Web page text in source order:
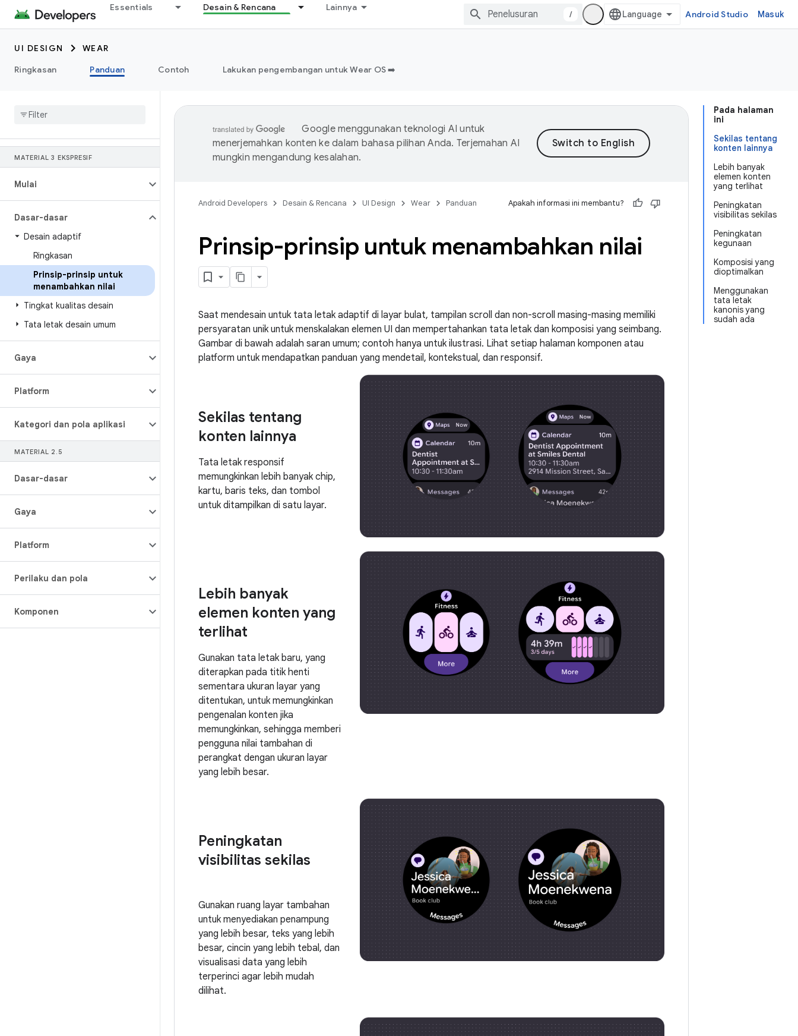
Essentials Desain & Rencana Lainnya
/ Android Studio Masuk
UI DESIGN
WEAR
Ringkasan
Panduan Contoh Lakukan pengembangan untuk Wear OS ➡️
MATERIAL 3 EKSPRESIF
Mulai
Dasar-dasar
Desain adaptif
Ringkasan
Prinsip-prinsip untuk
menambahkan nilai
Tingkat kualitas desain
Tata letak desain umum
Gaya
Platform
Kategori dan pola aplikasi
MATERIAL 2 . 5
Dasar-dasar
Gaya
Platform
Perilaku dan pola
Komponen
Pada halaman
ini
Sekilas tentang
konten lainnya
Lebih banyak
elemen konten
yang terlihat
Peningkatan
visibilitas sekilas
Peningkatan
kegunaan
Komposisi yang
dioptimalkan
Menggunakan
tata letak
kanonis yang
sudah ada
Google menggunakan teknologi AI untuk
menerjemahkan konten ke dalam bahasa pilihan Anda. Terjemahan AI
mungkin mengandung kesalahan.
Android Developers Desain & Rencana UI Design Wear Panduan Apakah informasi ini membantu?
Prinsip-prinsip untuk menambahkan nilai
Saat mendesain untuk tata letak adaptif di layar bulat, tampilan scroll dan non-scroll masing-masing memiliki
persyaratan unik untuk menskalakan elemen UI dan mempertahankan tata letak dan komposisi yang seimbang.
Gambar di bawah adalah saran umum; contoh hanya untuk ilustrasi. Lihat setiap halaman komponen atau
platform untuk mendapatkan panduan yang mendetail, kontekstual, dan responsif.
Sekilas tentang
konten lainnya
Tata letak responsif
memungkinkan lebih banyak chip,
kartu, baris teks, dan tombol
untuk ditampilkan di satu layar.
Lebih banyak
elemen konten yang
terlihat
Gunakan tata letak baru, yang
diterapkan pada titik henti
sementara ukuran layar yang
ditentukan, untuk memungkinkan
pengenalan konten jika
memungkinkan, sehingga memberi
pengguna nilai tambahan di
perangkat dengan ukuran layar
yang lebih besar.
Peningkatan
visibilitas sekilas
Gunakan ruang layar tambahan
untuk menyediakan penampung
yang lebih besar, teks yang lebih
besar, cincin yang lebih tebal, dan
visualisasi data yang lebih
terperinci agar lebih mudah
dilihat.